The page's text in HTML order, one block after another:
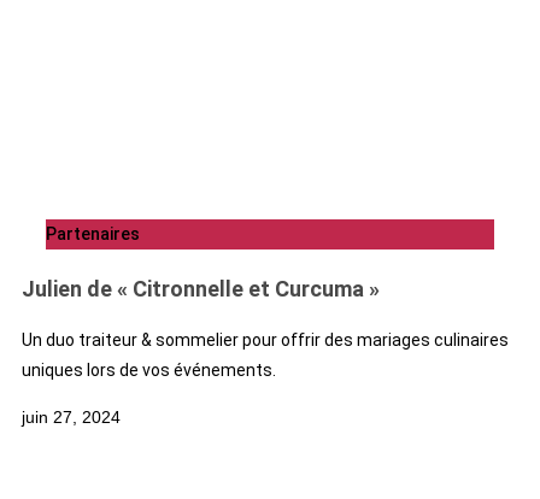
Partenaires
Julien de « Citronnelle et Curcuma »
Un duo traiteur & sommelier pour offrir des mariages culinaires
uniques lors de vos événements.
juin 27, 2024